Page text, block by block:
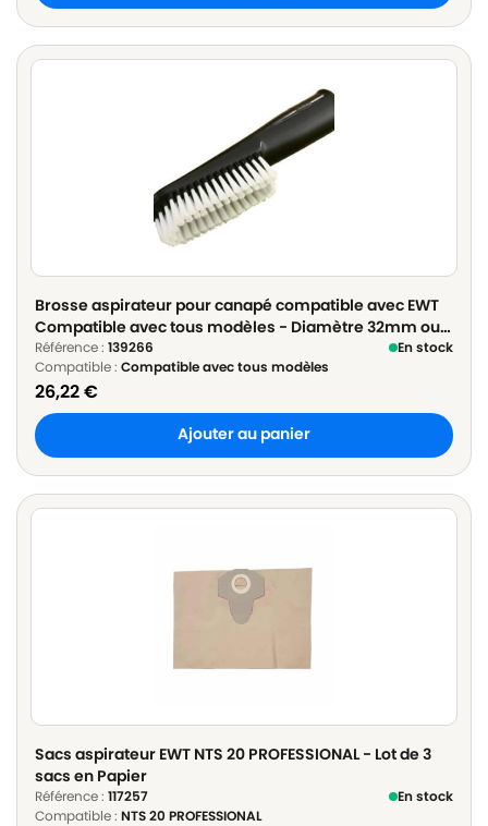
Brosse aspirateur pour canapé compatible avec EWT
Compatible avec tous modèles - Diamètre 32mm ou
35mm
Référence : 139266
En stock
Compatible : Compatible avec tous modèles
26,22€
Ajouter au panier
Sacs aspirateur EWT NTS 20 PROFESSIONAL - Lot de 3
sacs en Papier
Référence : 117257
En stock
Compatible : NTS 20 PROFESSIONAL